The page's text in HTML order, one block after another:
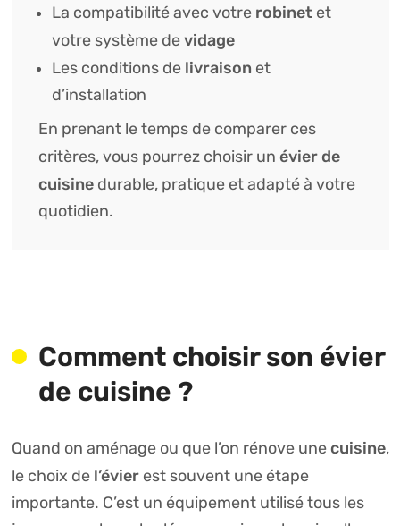
La compatibilité avec votre robinetet
votre système devidage
Les conditions de livraisonet
d’installation
En prenant le temps de comparer ces
critères, vous pourrez choisir un évier de
cuisinedurable, pratique et adapté à votre
quotidien.
Comment choisir son évier
de cuisine ?
Quand on aménage ou que l’on rénove unecuisine,
le choix de l’évierest souvent une étape
importante. C’est un équipement utilisé tous les